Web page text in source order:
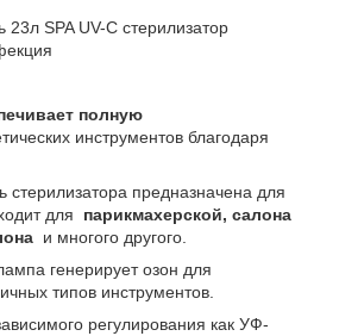
полную
инструментов благодаря
стерилизатора предназначена для
для парикмахерской, салона
и многого другого.
генерирует озон для
типов инструментов.
регулирования как УФ-